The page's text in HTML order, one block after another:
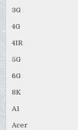
3G
4G
4IR
5G
6G
8K
A1
Acer